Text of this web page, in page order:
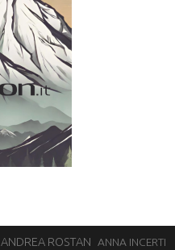
ANDREA ROSTAN ANNA INCERTI